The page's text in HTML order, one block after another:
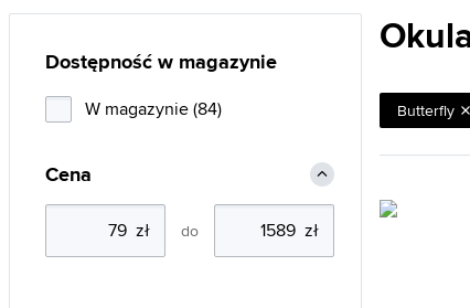
Butterfly
Dostępność w magazynie
W magazynie (84)
Cena
do